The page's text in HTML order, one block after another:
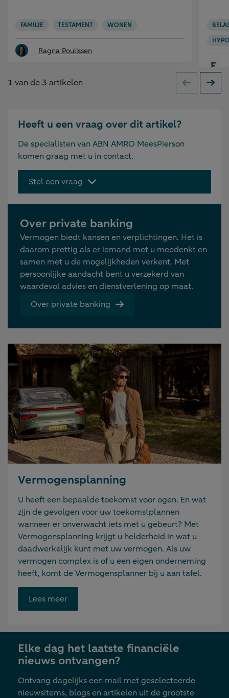
FAMILIE TESTAMENT WONEN
Ragna Poulissen
1 van de 3 artikelen Vorige
Heeft u een vraag over dit artikel?
De specialisten van ABN AMRO MeesPierson
komen graag met u in contact.
Stel een vraag
Over private banking
Vermogen biedt kansen en verplichtingen. Het is
daarom prettig als er iemand met u meedenkt en
samen met u de mogelijkheden verkent. Met
persoonlijke aandacht bent u verzekerd van
waardevol advies en dienstverlening op maat.
Over private banking
Vermogensplanning
U heeft een bepaalde toekomst voor ogen. En wat
zijn de gevolgen voor uw toekomstplannen
wanneer er onverwacht iets met u gebeurt? Met
Vermogensplanning krijgt u helderheid in wat u
daadwerkelijk kunt met uw vermogen. Als uw
vermogen complex is of u een eigen onderneming
heeft, komt de Vermogensplanner bij u aan tafel.
Lees meerOpent
link
nieuwe
tab
Elke dag het laatste financiële
nieuws ontvangen?
Ontvang dagelijks een mail met geselecteerde
nieuwsitems, blogs en artikelen uit de grootste